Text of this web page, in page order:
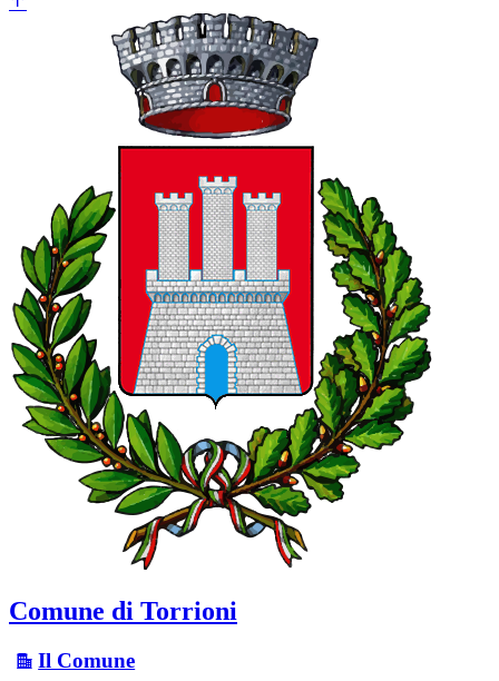
Comune di Torrioni
Il Comune